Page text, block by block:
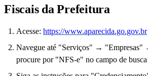
Fiscais da Prefeitura
Acesse: https://www.aparecida.go.gov.br
Navegue até "Serviços" →
procure por "NFS-e" no campo de busca